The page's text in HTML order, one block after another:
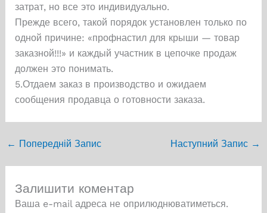
затрат, но все это индивидуально.
Прежде всего, такой порядок установлен только по
одной причине: «профнастил для крыши — товар
заказной!!!» и каждый участник в цепочке продаж
должен это понимать.
5.Отдаем заказ в производство и ожидаем
сообщения продавца о готовности заказа.
← Попередній Запис Наступний Запис →
Залишити коментар
Ваша e-mail адреса не оприлюднюватиметься.